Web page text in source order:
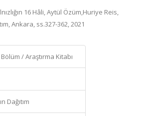
16 Hâli, Aytül Özüm,Huriye Reis,
Ankara, ss.327-362, 2021
/ Araştırma Kitabı
Dağıtım